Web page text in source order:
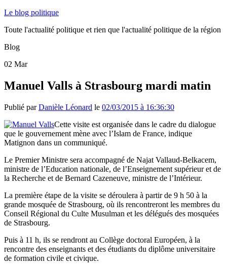
Le blog politique
Toute l'actualité politique et rien que l'actualité politique de la région
Blog
02 Mar
Manuel Valls à Strasbourg mardi matin
Publié parDanièle Léonard le 02/03/2015 à 16:36:30
Cette visite est organisée dans le cadre du dialogue
que le gouvernement mène avec l’Islam de France, indique
Matignon dans un communiqué.
Le Premier Ministre sera accompagné de Najat Vallaud-Belkacem,
ministre de l’Education nationale, de l’Enseignement supérieur et de
la Recherche et de Bernard Cazeneuve, ministre de l’Intérieur.
La première étape de la visite se déroulera à partir de 9 h 50 à la
grande mosquée de Strasbourg, où ils rencontreront les membres du
Conseil Régional du Culte Musulman et les délégués des mosquées
de Strasbourg.
Puis à 11 h, ils se rendront au Collège doctoral Européen, à la
rencontre des enseignants et des étudiants du diplôme universitaire
de formation civile et civique.